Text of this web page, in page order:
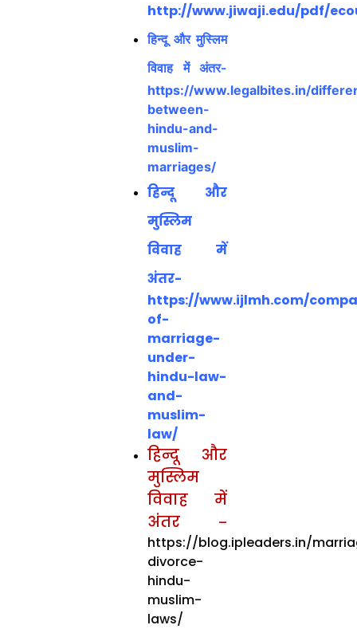
http://www.jiwaji.edu/pdf/
हिन्दू और मुस्लिम
विवाह में अंतर-
https://www.legalbites.in/
between-
hindu-and-
muslim-
marriages/
हिन्दू और
मुस्लिम
विवाह में
अंतर-
https://www.ijlmh.com/
of-
marriage-
under-
hindu-law-
and-
muslim-
law/
हिन्दू और
मुस्लिम
विवाह में
अंतर
–
https://blog.ipleaders.in/
divorce-
hindu-
muslim-
laws/